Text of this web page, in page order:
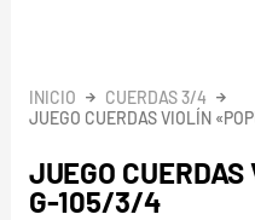
INICIO
CUERDAS 3/4
JUEGO CUERDAS VIOLÍN
JUEGO
G-105/3/4